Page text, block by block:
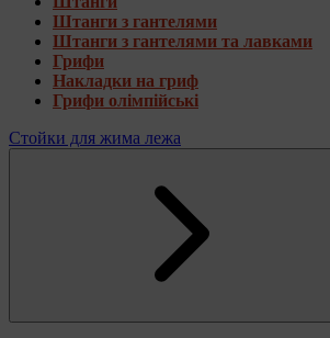
Штанги з гантелями
Штанги з гантелями та лавками
Грифи
Накладки на гриф
Грифи олімпійські
Стойки для жима лежа